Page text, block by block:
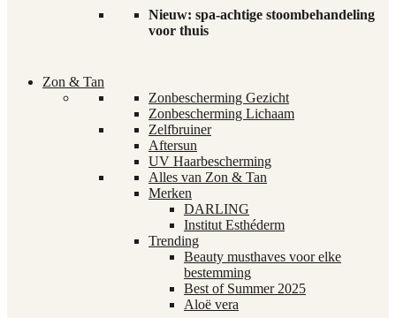
Nieuw: spa-achtige stoombehandeling
voor thuis
Zon & Tan
Zonbescherming Gezicht
Zonbescherming Lichaam
Zelfbruiner
Aftersun
UV Haarbescherming
Alles van Zon & Tan
Merken
DARLING
Institut Esthéderm
Trending
Beauty musthaves voor elke
bestemming
Best of Summer 2025
Aloë vera